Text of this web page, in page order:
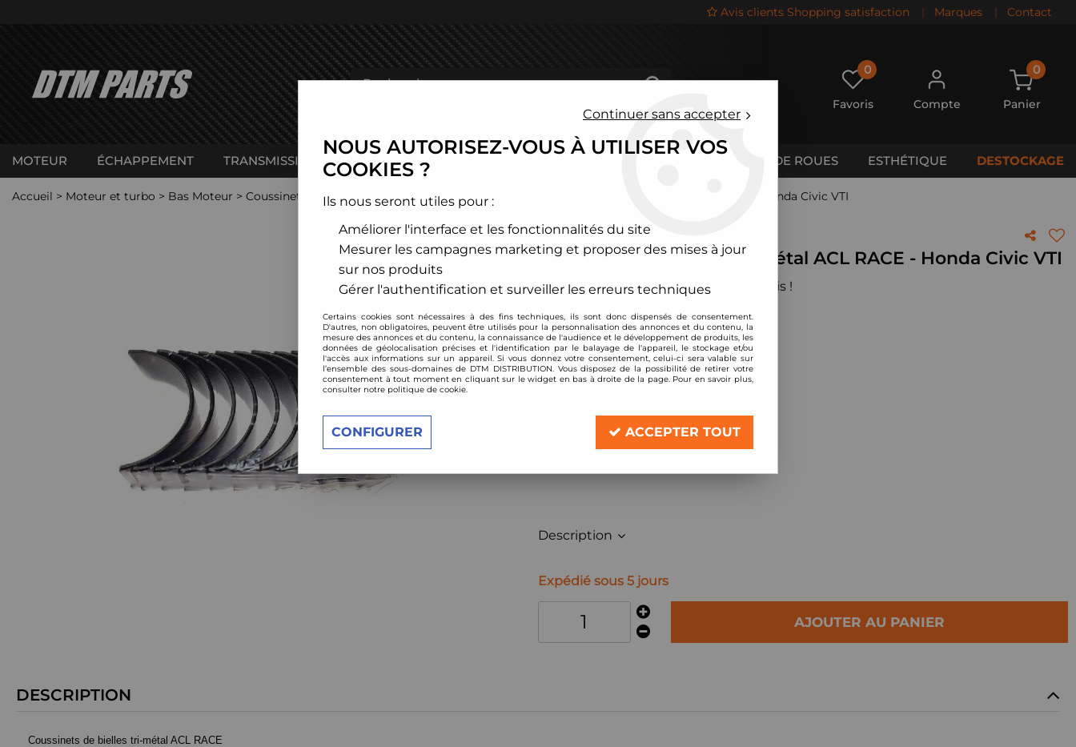
Avis clients Shopping satisfaction | Marques | Contact
0
Favoris Compte
0
Panier
MOTEUR ÉCHAPPEMENT TRANSMISSION CHÂSSIS CALES DE ROUES ESTHÉTIQUE DESTOCKAGE
Accueil > Moteur et turbo > Bas Moteur > Coussinets de bielles et de vilebrequin >Honda Coussinets de bielles tri-métal ACL RACE - Honda Civic VTI
ACL Race
Coussinets de bielles tri-métal ACL RACE - Honda Civic VTI
Soyez le premier à donner votre avis !
63,00 €TTC
Réf. :4B1946H
Coussinets de bielles tri-métal ACL RACE
Honda Civic VTi Vtec + CRX
Description
Expédié sous 5 jours
AJOUTER AU PANIER
DESCRIPTION
Coussinets de bielles tri-métal ACL RACE
Continuer sans accepter
NOUS AUTORISEZ-VOUS À UTILISER VOS
COOKIES ?
Ils nous seront utiles pour :
Améliorer l'interface et les fonctionnalités du site
Mesurer les campagnes marketing et proposer des mises à jour
sur nos produits
Gérer l'authentification et surveiller les erreurs techniques
Certains cookies sont nécessaires à des fins techniques, ils sont donc dispensés de consentement.
D'autres, non obligatoires, peuvent être utilisés pour la personnalisation des annonces et du contenu, la
mesure des annonces et du contenu, la connaissance de l'audience et le développement de produits, les
données de géolocalisation précises et l'identification par le balayage de l'appareil, le stockage et/ou
l'accès aux informations sur un appareil. Si vous donnez votre consentement, celui-ci sera valable sur
l’ensemble des sous-domaines de DTM DISTRIBUTION. Vous disposez de la possibilité de retirer votre
consentement à tout moment en cliquant sur le widget en bas à droite de la page. Pour en savoir plus,
consulter notre politique de cookie.
CONFIGURER ACCEPTER TOUT